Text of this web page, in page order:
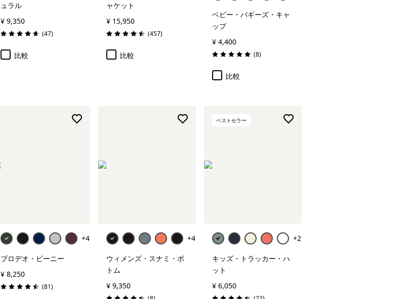
ュラル
¥ 9,350
評価: 4.7 / 5 (47レビュー
)
比較
ャケット
¥ 15,950
評価: 4.5 / 5 (457レビュー
)
比較
ベビー・バギーズ・キャ
ップ
¥ 4,400
評価: 5.0 / 5 (8レビュー
)
比較
+4
ブロデオ・ビーニー
¥ 8,250
評価: 4.5 / 5 (81レビュー
)
+4
ウィメンズ・スナミ・ボ
トム
¥ 9,350
ベストセラー
+2
キッズ・トラッカー・ハ
ット
¥ 6,050